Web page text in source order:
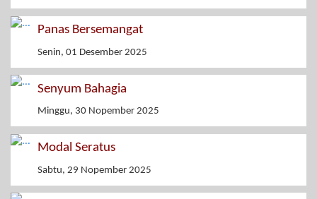
Panas Bersemangat
Senin, 01 Desember 2025
Senyum Bahagia
Minggu, 30 Nopember 2025
Modal Seratus
Sabtu, 29 Nopember 2025